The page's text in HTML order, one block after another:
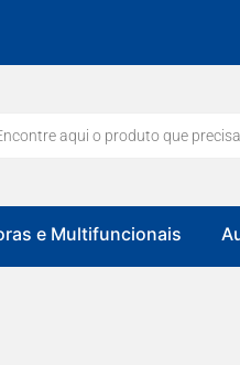
e Multifuncionais